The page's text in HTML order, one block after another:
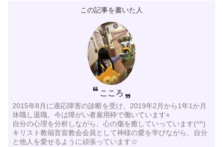
この記事を書いた人
こころ
2015年8月に適応障害の診断を受け、2019年2月から1年1か月
休職し退職。今は障がい者雇用枠で働いています⭐︎
自分の心理を分析しながら、心の傷を癒していっています(^^)
キリスト教福音宣教会会員として神様の愛を学びながら、自分
と他人を愛せるように頑張っています☆